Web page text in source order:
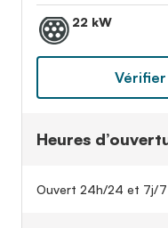
22 kW
Heures
Ouvert 24h/24 et 7j/7